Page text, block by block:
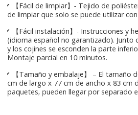
✔ 【Fácil de limpiar】- Tejido de
de limpiar que solo se puede utilizar
✔ 【Fácil instalación】- Instrucciones y
(idioma español no garantizado). Junto
y los cojines se esconden la parte
Montaje parcial en 10 minutos.
✔ 【Tamaño y embalaje】 – El tamaño
cm de largo x 77 cm de ancho x 83 cm
paquetes, pueden llegar por separado